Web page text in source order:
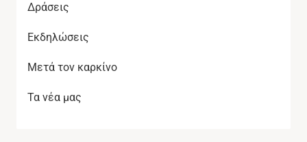
Δράσεις
Εκδηλώσεις
Μετά τον καρκίνο
Τα νέα μας